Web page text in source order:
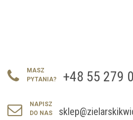
MASZ
PYTANIA?
+48 55 279
NAPISZ
DO NAS